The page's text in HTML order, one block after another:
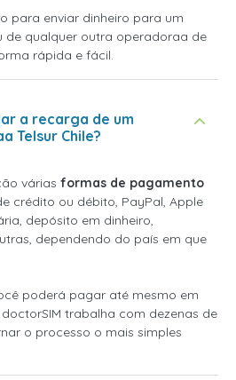
para enviar dinheiro para um
de qualquer outra operadoraa de
rápida e fácil.
a recarga de um
Telsur Chile?
várias formas de pagamento
crédito ou débito, PayPal, Apple
depósito em dinheiro,
dependendo do país em que
poderá pagar até mesmo em
trabalha com dezenas de
o processo o mais simples